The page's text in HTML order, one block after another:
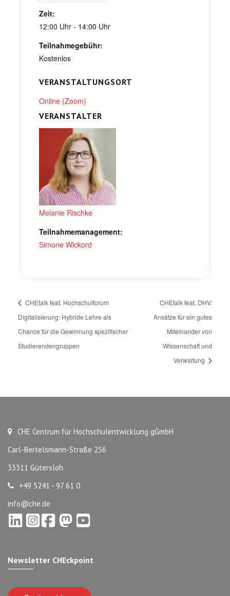
Zeit:
12:00 Uhr - 14:00 Uhr
Teilnahmegebühr:
Kostenlos
VERANSTALTUNGSORT
Online (Zoom)
VERANSTALTER
Melanie Rischke
Teilnahmemanagement:
Simone Wickord
CHEtalk feat. Hochschulforum
Digitalisierung: Hybride Lehre als
Chance für die Gewinnung spezifischer
Studierendengruppen
CHEtalk feat. DHV:
Ansätze für ein gutes
Miteinander von
Wissenschaft und
Verwaltung
CHE Centrum für Hochschulentwicklung gGmbH
Carl-Bertelsmann-Straße 256
33311 Gütersloh
+49 5241 - 97 61 0
info@che.de
Newsletter CHEckpoint